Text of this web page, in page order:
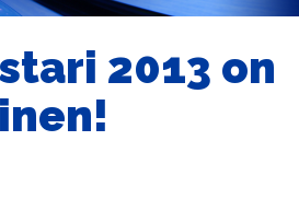
2013 on